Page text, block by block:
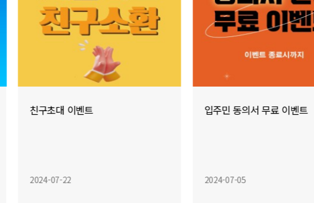
친구초대 이벤트
2024-07-22
입주민 동의서 무료 이벤트
2024-07-05